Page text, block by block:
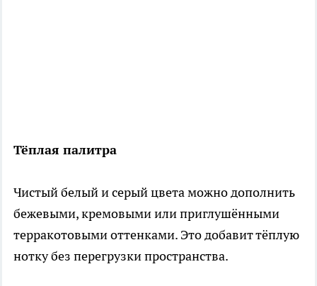
Тёплая палитра
Чистый белый и серый цвета можно дополнить
бежевыми, кремовыми или приглушёнными
терракотовыми оттенками. Это добавит тёплую
нотку без перегрузки пространства.